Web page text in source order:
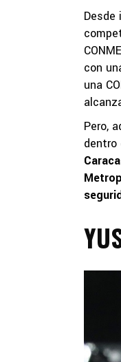
Desde
con
una
Pero,
dentro